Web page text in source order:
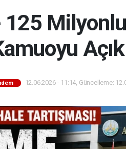
12.06.2026 - 11:14, Güncelleme: